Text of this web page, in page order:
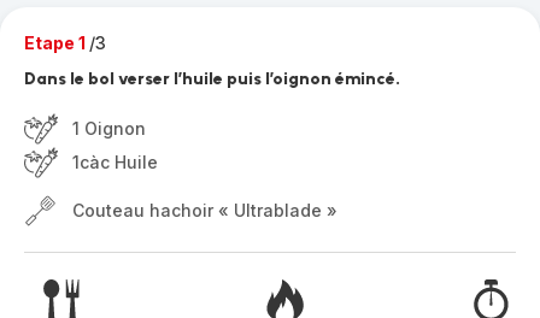
Etape 1 /3
Dans le bol verser l’huile puis l’oignon émincé.
1 Oignon
1càc Huile
Couteau hachoir « Ultrablade »